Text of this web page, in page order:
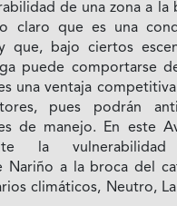
de una zona a la
claro que es una
que, bajo ciertos
puede comportarse
una ventaja
pues podrán
de manejo. En este
la
Nariño a la broca del
climáticos, Neutro,